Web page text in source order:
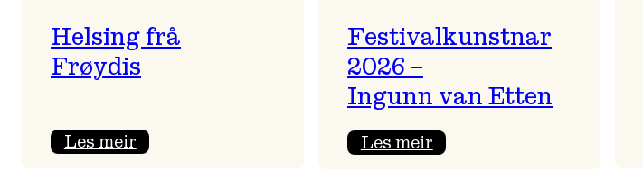
Helsing frå
Frøydis
Les meir:
Festivalkunstnar
2026 –
Ingunn van Etten
Les meir: